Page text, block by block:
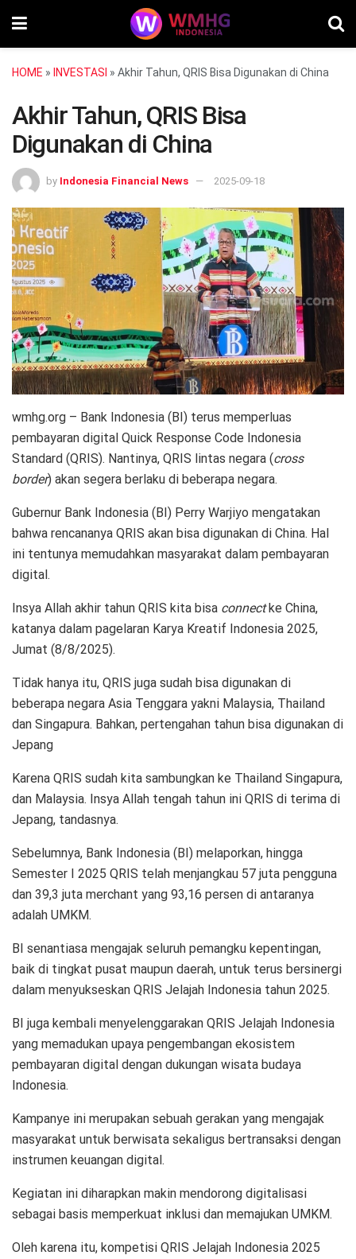
HOME » INVESTASI » Akhir Tahun, QRIS Bisa Digunakan di China
Akhir Tahun, QRIS Bisa
Digunakan di China
by Indonesia Financial News 2025-09-18
wmhg.org – Bank Indonesia (BI) terus memperluas
pembayaran digital Quick Response Code Indonesia
Standard (QRIS). Nantinya, QRIS lintas negara (cross
border) akan segera berlaku di beberapa negara.
Gubernur Bank Indonesia (BI) Perry Warjiyo mengatakan
bahwa rencananya QRIS akan bisa digunakan di China. Hal
ini tentunya memudahkan masyarakat dalam pembayaran
digital.
Insya Allah akhir tahun QRIS kita bisa connectke China,
katanya dalam pagelaran Karya Kreatif Indonesia 2025,
Jumat (8/8/2025).
Tidak hanya itu, QRIS juga sudah bisa digunakan di
beberapa negara Asia Tenggara yakni Malaysia, Thailand
dan Singapura. Bahkan, pertengahan tahun bisa digunakan di
Jepang
Karena QRIS sudah kita sambungkan ke Thailand Singapura,
dan Malaysia. Insya Allah tengah tahun ini QRIS di terima di
Jepang, tandasnya.
Sebelumnya, Bank Indonesia (BI) melaporkan, hingga
Semester I 2025 QRIS telah menjangkau 57 juta pengguna
dan 39,3 juta merchant yang 93,16 persen di antaranya
adalah UMKM.
BI senantiasa mengajak seluruh pemangku kepentingan,
baik di tingkat pusat maupun daerah, untuk terus bersinergi
dalam menyukseskan QRIS Jelajah Indonesia tahun 2025.
BI juga kembali menyelenggarakan QRIS Jelajah Indonesia
yang memadukan upaya pengembangan ekosistem
pembayaran digital dengan dukungan wisata budaya
Indonesia.
Kampanye ini merupakan sebuah gerakan yang mengajak
masyarakat untuk berwisata sekaligus bertransaksi dengan
instrumen keuangan digital.
Kegiatan ini diharapkan makin mendorong digitalisasi
sebagai basis memperkuat inklusi dan memajukan UMKM.
Oleh karena itu, kompetisi QRIS Jelajah Indonesia 2025